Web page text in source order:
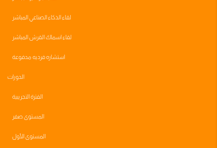
لقاء الذكاء الصناعي المباشر
لقاء اسماك القرش المباشر
استشاره فرديه مدفوعة
الدورات
الفترة التجريبية
المستوى صفر
المستوى الأول